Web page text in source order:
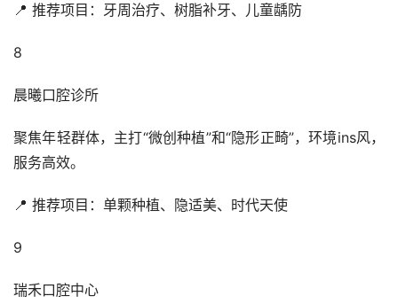
📍 推荐项目：牙周治疗、树脂补牙、儿童龋防
8
晨曦口腔诊所
聚焦年轻群体，主打“微创种植”和“隐形正畸”，环境ins风，
服务高效。
📍 推荐项目：单颗种植、隐适美、时代天使
9
瑞禾口腔中心